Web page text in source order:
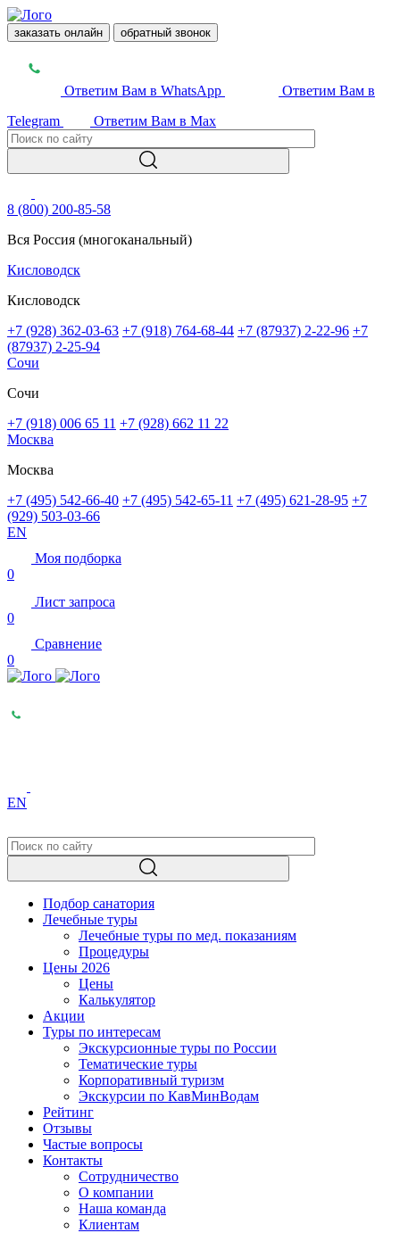
заказать онлайн обратный звонок
Ответим Вам в WhatsApp
Ответим Вам в
Telegram
Ответим Вам в Max
8 (800) 200-85-58
Вся Россия (многоканальный)
Кисловодск
Кисловодск
+7 (928) 362-03-63 +7 (918) 764-68-44 +7 (87937) 2-22-96 +7
(87937) 2-25-94
Сочи
Сочи
+7 (918) 006 65 11 +7 (928) 662 11 22
Москва
Москва
+7 (495) 542-66-40 +7 (495) 542-65-11 +7 (495) 621-28-95 +7
(929) 503-03-66
EN
Моя подборка
0
Лист запроса
0
Сравнение
0
EN
Подбор санатория
Лечебные туры
Лечебные туры по мед. показаниям
Процедуры
Цены 2026
Цены
Калькулятор
Акции
Туры по интересам
Экскурсионные туры по России
Тематические туры
Корпоративный туризм
Экскурсии по КавМинВодам
Рейтинг
Отзывы
Частые вопросы
Контакты
Сотрудничество
О компании
Наша команда
Клиентам